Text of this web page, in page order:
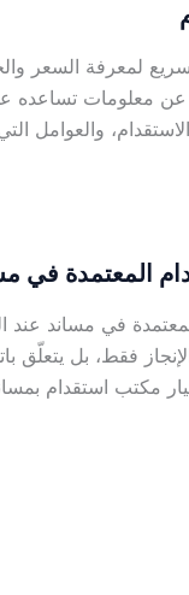
لمعرفة السعر
معلومات تساعده
والعوامل
المعتمدة في
في مساند
فقط، بل يتعلّق
مكتب استقدام